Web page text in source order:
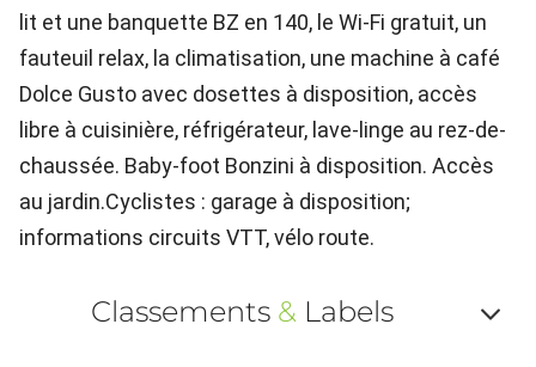
lit et une banquette BZ en 140, le Wi-Fi gratuit, un
fauteuil relax, la climatisation, une machine à café
Dolce Gusto avec dosettes à disposition, accès
libre à cuisinière, réfrigérateur, lave-linge au rez-de-
chaussée. Baby-foot Bonzini à disposition. Accès
au jardin.Cyclistes : garage à disposition;
informations circuits VTT, vélo route.
Classements &Labels